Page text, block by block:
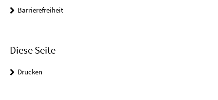
Barrierefreiheit
Diese Seite
Drucken